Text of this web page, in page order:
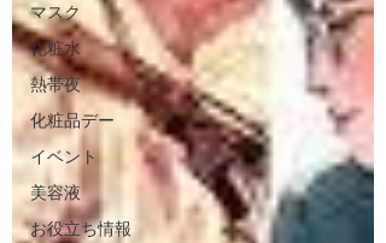
マスク
化粧水
熱帯夜
化粧品デー
イベント
美容液
お役立ち情報